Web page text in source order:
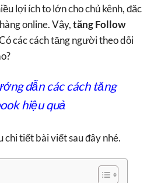
lợi ích to lớn cho chủ kênh, đăc
online. Vậy,tăng Follow
các cách tăng người theo dõi
dẫn các cách tăng
hiệu quả
chi tiết bài viết sau đây nhé.